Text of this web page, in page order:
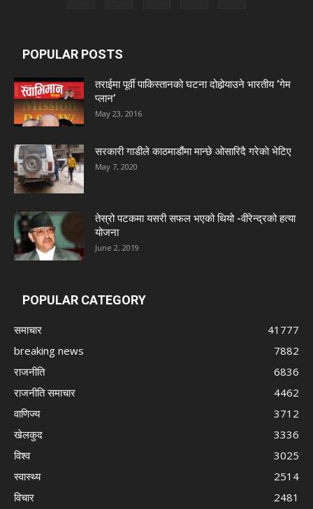
POPULAR POSTS
तराईमा पूर्वी पाकिस्तानको घटना दोहोर्‍याउने भारतीय ‘गेम
प्लान’
May 23, 2016
सरकारी गाडीले काठमाडौंमा मान्छे ओसारिदै गरेकाे भेटिए
May 7, 2020
तेस्रो पटकमा यसरी सफल भएको थियो -वीरेन्द्रको हत्या
योजना
June 2, 2019
POPULAR CATEGORY
समाचार
41777
breaking news
7882
राजनीति
6836
राजनीति समाचार
4462
वाणिज्य
3712
खेलकुद
3336
विश्व
3025
स्वास्थ्य
2514
विचार
2481